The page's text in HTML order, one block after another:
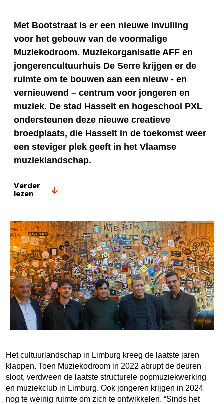
Met Bootstraat is er een nieuwe invulling
voor het gebouw van de voormalige
Muziekodroom. Muziekorganisatie AFF en
jongerencultuurhuis De Serre krijgen er de
ruimte om te bouwen aan een nieuw - en
vernieuwend – centrum voor jongeren en
muziek. De stad Hasselt en hogeschool PXL
ondersteunen deze nieuwe creatieve
broedplaats, die Hasselt in de toekomst weer
een steviger plek geeft in het Vlaamse
muzieklandschap.
Verder
lezen
Het cultuurlandschap in Limburg kreeg de laatste jaren
klappen. Toen Muziekodroom in 2022 abrupt de deuren
sloot, verdween de laatste structurele popmuziekwerking
en muziekclub in Limburg. Ook jongeren krijgen in 2024
nog te weinig ruimte om zich te ontwikkelen. “Sinds het